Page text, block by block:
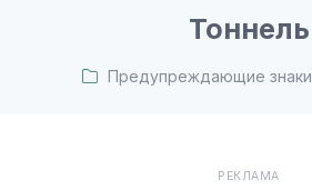
Тоннель
Предупреждающие знаки
РЕКЛАМА